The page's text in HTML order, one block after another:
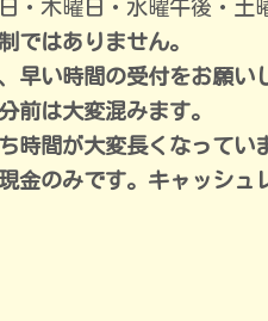
・木曜日・水曜午後・土
ではありません。
早い時間の受付をお願い
前は大変混みます。
時間が大変長くなってい
金のみです。キャッシュ